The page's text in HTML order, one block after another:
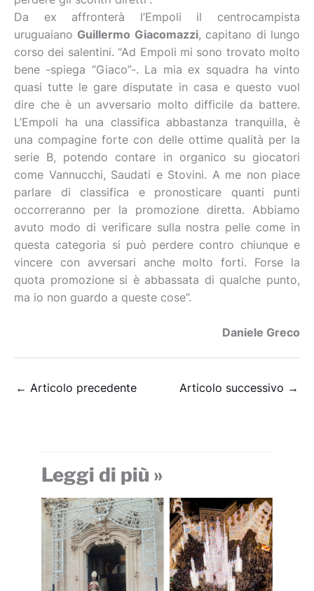
Da ex affronterà l’Empoli il centrocampista
uruguaiano Guillermo Giacomazzi, capitano di lungo
corso dei salentini. “Ad Empoli mi sono trovato molto
bene -spiega “Giaco”-. La mia ex squadra ha vinto
quasi tutte le gare disputate in casa e questo vuol
dire che è un avversario molto difficile da battere.
L’Empoli ha una classifica abbastanza tranquilla, è
una compagine forte con delle ottime qualità per la
serie B, potendo contare in organico su giocatori
come Vannucchi, Saudati e Stovini. A me non piace
parlare di classifica e pronosticare quanti punti
occorreranno per la promozione diretta. Abbiamo
avuto modo di verificare sulla nostra pelle come in
questa categoria si può perdere contro chiunque e
vincere con avversari anche molto forti. Forse la
quota promozione si è abbassata di qualche punto,
ma io non guardo a queste cose”.
Daniele Greco
← Articolo precedente Articolo successivo →
Leggi di più »